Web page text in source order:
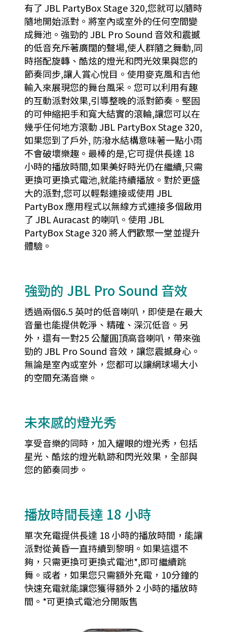
有了 JBL PartyBox Stage 320,您就可以隨時
隨地開始派對。將室內或室外的任何空間變
成舞池。強勁的 JBL Pro Sound 音效和震撼
的低音充斥著廣闊的聲場,使人群隨之舞動,同
時搭配旋轉、酷炫的燈光和閃光效果與您的
節奏同步,讓人賞心悅目。使用麥克風和吉他
輸入來展現您的舞台風采。您可以利用有趣
的互動派對效果,引導整晚的派對節奏。堅固
的可伸縮把手和寬大結實的滾輪,讓您可以在
幾乎任何地方滾動 JBL PartyBox Stage 320,
如果您到了戶外, 防潑水結構意味著一點小雨
不會破壞樂趣。最棒的是,它可提供長達 18
小時的播放時間,如果美好時光仍在繼續,只需
更換可更換式電池,就能持續播放。對於更盛
大的派對,您可以輕鬆連接或使用 JBL
PartyBox 應用程式以無線方式連接多個啟用
了 JBL Auracast 的喇叭。使用 JBL
PartyBox Stage 320 將人們歡聚一堂並提升
體驗。
強勁的 JBL Pro Sound 音效
透過兩個6.5 英吋的低音喇叭，即使是在最大
音量也能提供乾淨、精確、深沉低音。另
外，還有一對25 公釐圓頂高音喇叭，帶來強
勁的 JBL Pro Sound 音效，讓您震撼身心。
無論是室內或室外，您都可以讓網球場大小
的空間充滿音樂。
未來感的燈光秀
享受音樂的同時，加入耀眼的燈光秀，包括
星光、酷炫的燈光軌跡和閃光效果，全部與
您的節奏同步。
播放時間長達 18 小時
單次充電提供長達 18 小時的播放時間，能讓
派對從黃昏一直持續到黎明。如果這還不
夠，只需更換可更換式電池*,即可繼續跳
舞。或者，如果您只需額外充電，10分鐘的
快速充電就能讓您獲得額外 2 小時的播放時
間。*可更換式電池分開販售